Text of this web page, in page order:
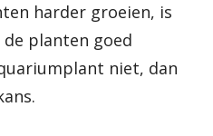
harder groeien, is
de planten goed
niet, dan